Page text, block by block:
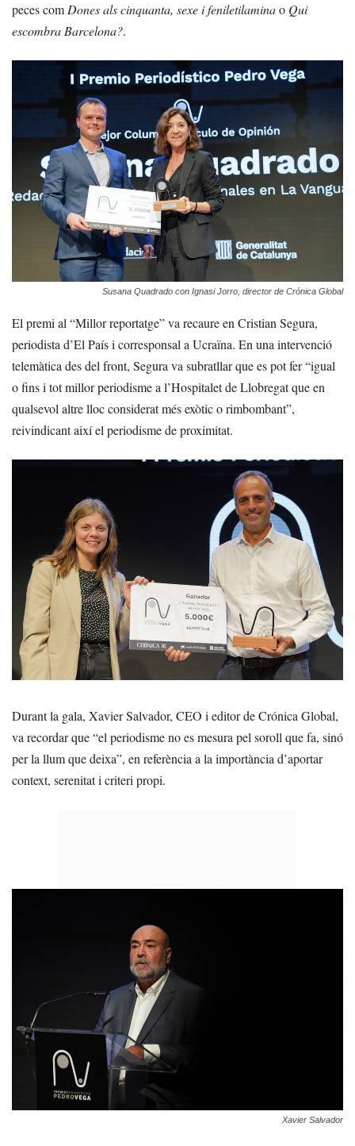
peces comDones als cinquanta, sexe i feniletilaminao Qui
escombra Barcelona?.
Susana Quadrado con Ignasi Jorro, director de Crónica Global
El premi al “Millor reportatge” va recaure en Cristian Segura,
periodista d’El País i corresponsal a Ucraïna. En una intervenció
telemàtica des del front, Segura va subratllar que es pot fer “igual
o fins i tot millor periodisme a l’Hospitalet de Llobregat que en
qualsevol altre lloc considerat més exòtic o rimbombant”,
reivindicant així el periodisme de proximitat.
Durant la gala, Xavier Salvador, CEO i editor de Crónica Global,
va recordar que “el periodisme no es mesura pel soroll que fa, sinó
per la llum que deixa”, en referència a la importància d’aportar
context, serenitat i criteri propi.
Xavier Salvador